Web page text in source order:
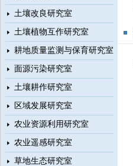
土壤改良研究室
土壤植物互作研究室
耕地质量监测与保育研究室
面源污染研究室
土壤耕作研究室
区域发展研究室
农业资源利用研究室
农业遥感研究室
草地生态研究室